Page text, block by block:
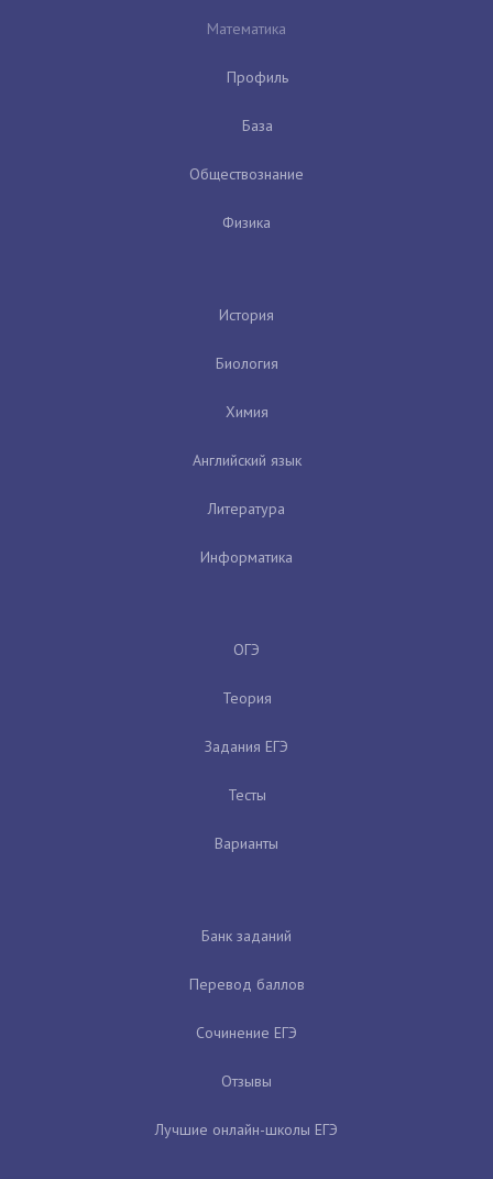
Математика
Профиль
База
Обществознание
Физика
История
Биология
Химия
Английский язык
Литература
Информатика
ОГЭ
Теория
Задания ЕГЭ
Тесты
Варианты
Банк заданий
Перевод баллов
Сочинение ЕГЭ
Отзывы
Лучшие онлайн-школы ЕГЭ